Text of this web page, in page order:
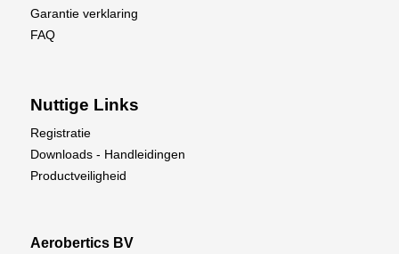
Garantie verklaring
FAQ
Nuttige Links
Registratie
Downloads - Handleidingen
Productveiligheid
Aerobertics BV